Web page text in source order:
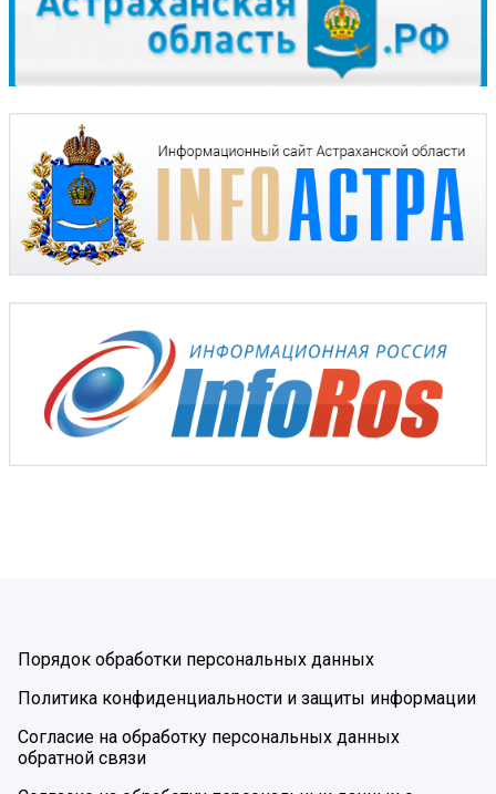
Порядок обработки персональных данных
Политика конфиденциальности и защиты информации
Согласие на обработку персональных данных
обратной связи